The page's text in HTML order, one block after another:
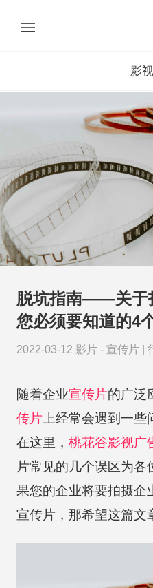
影
脱坑指南——关于
您必须要知道的4
2022-03-12 影片 - 宣传片
随着企业宣传片的广泛
传片上经常会遇到一些
在这里， 桃花谷影视广
片常见的几个误区为各
果您的企业将要拍摄企
宣传片，那希望这篇文